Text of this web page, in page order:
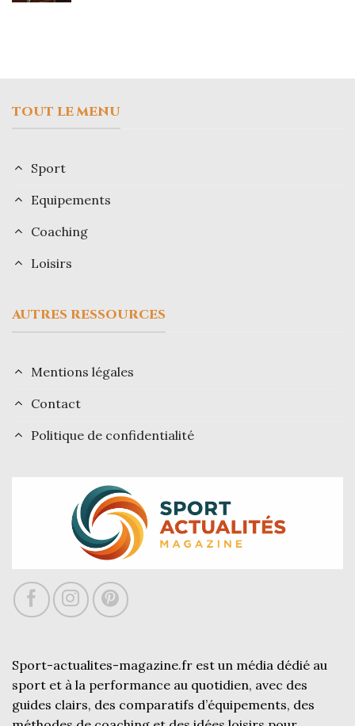
TOUT LE MENU
Sport
Equipements
Coaching
Loisirs
AUTRES RESSOURCES
Mentions légales
Contact
Politique de confidentialité
Sport-actualites-magazine.fr est un média dédié au
sport et à la performance au quotidien, avec des
guides clairs, des comparatifs d’équipements, des